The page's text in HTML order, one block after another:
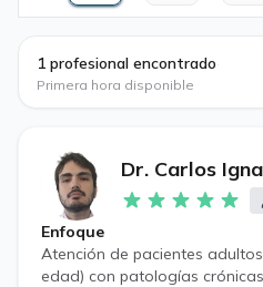
1 profesional encontrado
Primera hora disponible
Dr. Carlos
Enfoque
Atención de pacientes
edad) con patologías